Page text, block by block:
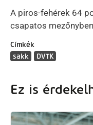
A piros-fehérek 64
csapatos
Címkék
sakk
DVTK
Ez is